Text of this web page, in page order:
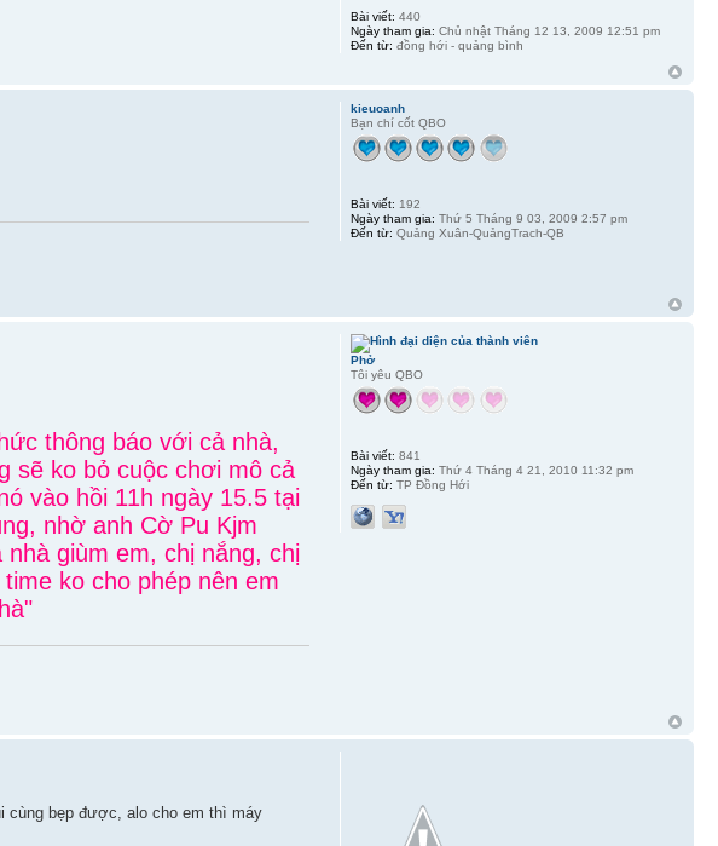
Bài viết: 440
Ngày tham gia: Chủ nhật Tháng 12 13, 2009 12:51 pm
Đến từ: đồng hới - quảng bình
kieuoanh
Bạn chí cốt QBO
Bài viết: 192
Ngày tham gia: Thứ 5 Tháng 9 03, 2009 2:57 pm
Đến từ: Quảng Xuân-QuảngTrach-QB
thông báo với cả nhà,
sẽ ko bỏ cuộc chơi mô cả
vào hồi 11h ngày 15.5 tại
nhờ anh Cờ Pu Kjm
giùm em, chị nắng, chị
ko cho phép nên em
Phở
Tôi yêu QBO
Bài viết: 841
Ngày tham gia: Thứ 4 Tháng 4 21, 2010 11:32 pm
Đến từ: TP Đồng Hới
cùng bẹp được, alo cho em thì máy